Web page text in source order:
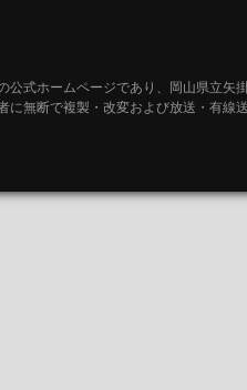
公式ホームページであり、岡山県立矢
に無断で複製・改変および放送・有線